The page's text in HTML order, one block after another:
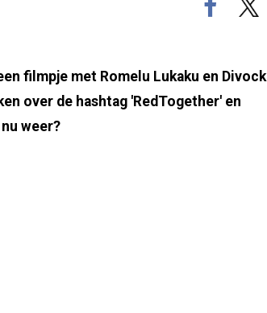
filmpje met Romelu Lukaku en Divock
over de hashtag 'RedTogether' en
weer?